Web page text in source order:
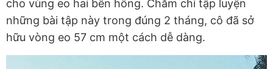
cho vùng eo hai bên hông. Chăm chỉ tập luyện
những bài tập này trong đúng 2 tháng, cô đã sở
hữu vòng eo 57 cm một cách dễ dàng.